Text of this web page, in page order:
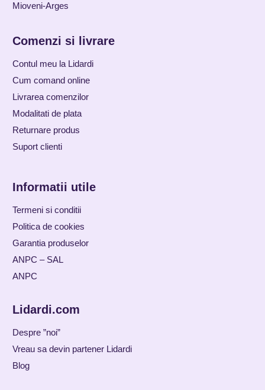
Mioveni-Arges
Comenzi si livrare
Contul meu la Lidardi
Cum comand online
Livrarea comenzilor
Modalitati de plata
Returnare produs
Suport clienti
Informatii utile
Termeni si conditii
Politica de cookies
Garantia produselor
ANPC – SAL
ANPC
Lidardi.com
Despre ”noi”
Vreau sa devin partener Lidardi
Blog